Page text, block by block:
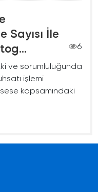
Sayısı İle
6
ve sorumluluğunda
işlemi
kapsamındaki